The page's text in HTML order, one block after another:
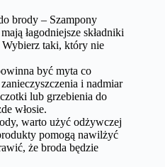
brody – Szampony
łagodniejsze składniki
Wybierz taki, który nie
być myta co
i nadmiar
lub grzebienia do
włosie.
warto użyć odżywczej
pomogą nawilżyć
że broda będzie